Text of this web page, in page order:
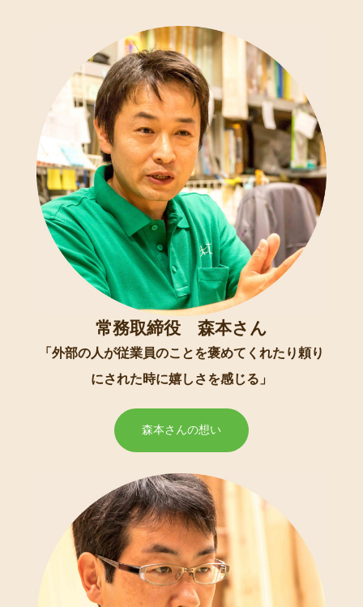
常務取締役 森本さん
「外部の人が従業員のことを褒めてくれたり頼り
にされた時に嬉しさを感じる」
森本さんの想い